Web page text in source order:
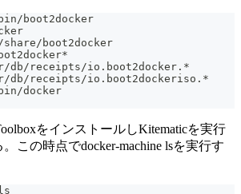
boot2docker
boot2docker
receipts/io.boot2docker.*
receipts/io.boot2dockeriso.*
docker
をインストールしKitematicを実行
この時点でdocker-machine lsを実行す